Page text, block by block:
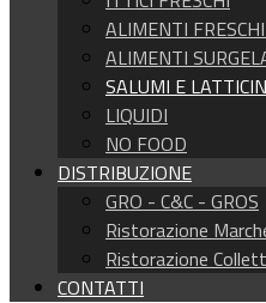
ALIMENTI
ALIMENTI
SALUMI E
LIQUIDI
NO FOOD
DISTRIBUZIONE
GRO - C&C - GROS
Ristorazione
Ristorazione
CONTATTI